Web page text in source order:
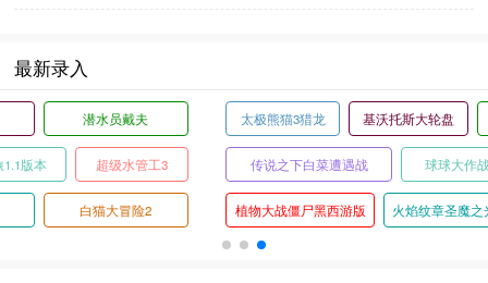
最新录入
太极熊猫3猎龙 基沃托斯大轮盘 俄罗斯漂移模拟器无限金币版
传说之下白菜遭遇战 球球大作战官服 安吉的布娃娃
植物大战僵尸黑西游版 火焰纹章圣魔之光石中文版 炽焰天穹国际服